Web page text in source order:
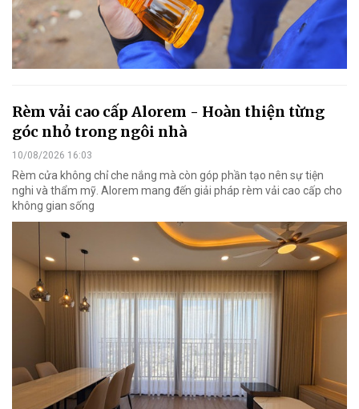
Rèm vải cao cấp Alorem - Hoàn thiện từng
góc nhỏ trong ngôi nhà
10/08/2026 16:03
Rèm cửa không chỉ che nắng mà còn góp phần tạo nên sự tiện
nghi và thẩm mỹ. Alorem mang đến giải pháp rèm vải cao cấp cho
không gian sống